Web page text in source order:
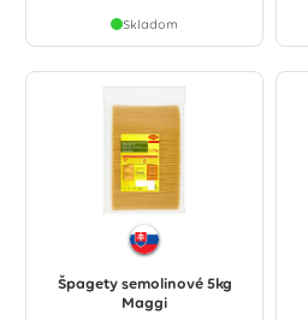
Skladom
Špagety semolinové 5kg
Maggi